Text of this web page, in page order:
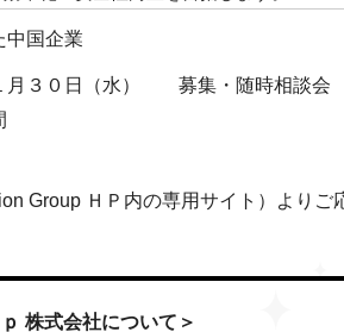
中国企業
月３０日（水） 募集・随時相談会
Group ＨＰ内の専用サイト）よりご
株式会社について＞